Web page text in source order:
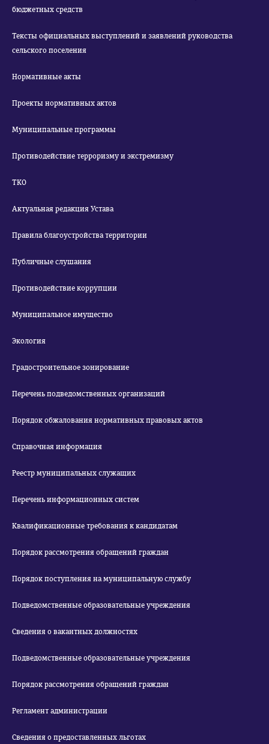
бюджетных средств
Тексты официальных выступлений и заявлений руководства
сельского поселения
Нормативные акты
Проекты нормативных актов
Муниципальные программы
Противодействие терроризму и экстремизму
ТКО
Актуальная редакция Устава
Правила благоустройства территории
Публичные слушания
Противодействие коррупции
Муниципальное имущество
Экология
Градостроительное зонирование
Перечень подведомственных организаций
Порядок обжалования нормативных правовых актов
Справочная информация
Реестр муниципальных служащих
Перечень информационных систем
Квалификационные требования к кандидатам
Порядок рассмотрения обращений граждан
Порядок поступления на муниципальную службу
Подведомственные образовательные учреждения
Сведения о вакантных должностях
Подведомственные образовательные учреждения
Порядок рассмотрения обращений граждан
Регламент администрации
Сведения о предоставленных льготах